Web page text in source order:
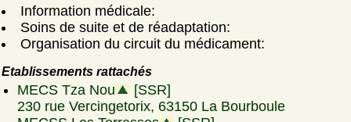
Information médicale:
Soins de suite et de réadaptation:
Organisation du circuit du médicament:
Etablissements rattachés
MECS Tza Nou
[SSR]
230 rue Vercingetorix, 63150 La Bourboule